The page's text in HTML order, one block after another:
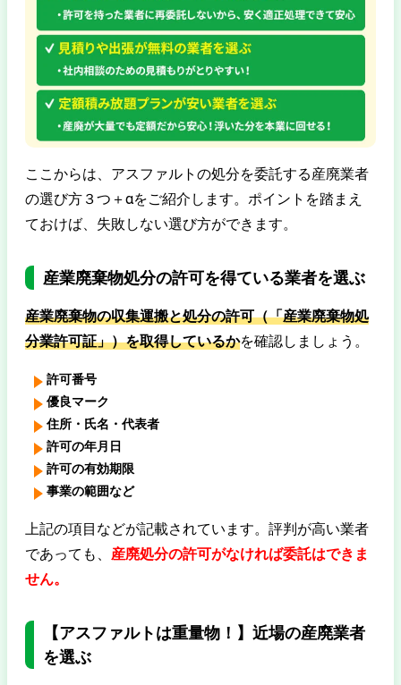
ここからは、アスファルトの処分を委託する産廃業者
の選び方３つ＋αをご紹介します。ポイントを踏まえ
ておけば、失敗しない選び方ができます。
産業廃棄物処分の許可を得ている業者を選ぶ
産業廃棄物の収集運搬と処分の許可（「産業廃棄物処
分業許可証」）を取得しているかを確認しましょう。
許可番号
優良マーク
住所・氏名・代表者
許可の年月日
許可の有効期限
事業の範囲など
上記の項目などが記載されています。評判が高い業者
であっても、 産廃処分の許可がなければ委託はできま
せん。
【アスファルトは重量物！】近場の産廃業者
を選ぶ